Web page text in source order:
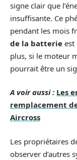
signe clair que
insuffisante. Ce
pendant les mois
de la batterie est
plus, si le moteur
pourrait être un
A voir aussi : Les
remplacement
Aircross
Les propriétaires
observer d’autres